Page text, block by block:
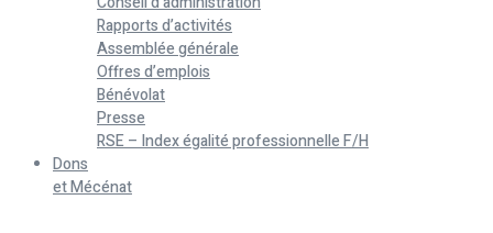
Rapports d’activités
Assemblée générale
Offres d’emplois
Bénévolat
Presse
RSE – Index égalité professionnelle F/H
Dons
et Mécénat